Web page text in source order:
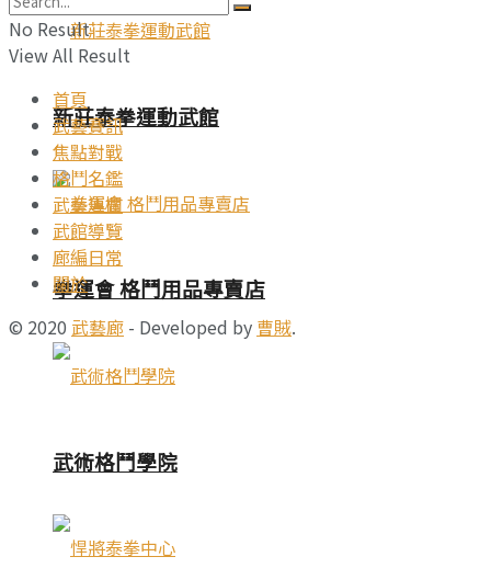
新莊泰拳運動武館
拳運會 格鬥用品專賣店
武術格鬥學院
No Result
View All Result
首頁
武藝賽訊
焦點對戰
格鬥名鑑
武藝專欄
武館導覽
廊編日常
關於
© 2020 武藝廊 - Developed by 曹賊.